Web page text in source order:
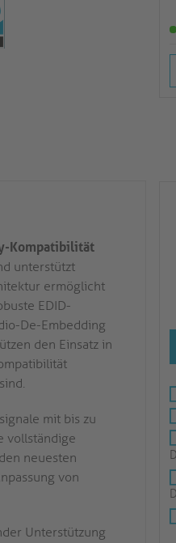
Kompatibilität
unterstützt
ermöglicht
EDID-
De-Embedding
den Einsatz in
mit bis zu
vollständige
neuesten
von
Unterstützung